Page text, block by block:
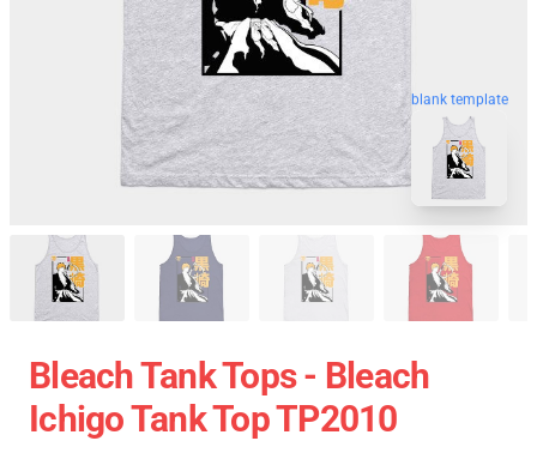
blank template
Bleach Tank Tops - Bleach
Ichigo Tank Top TP2010